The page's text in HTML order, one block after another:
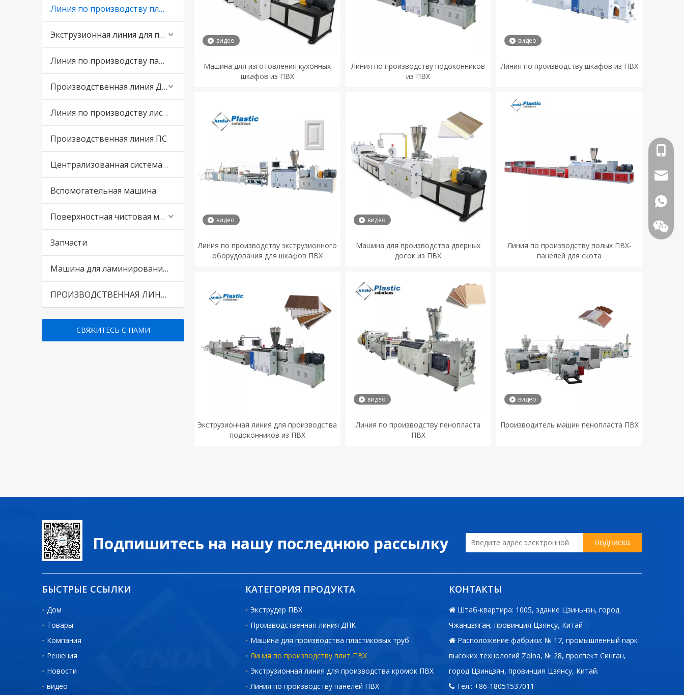
Линия по производству плит ПВХ
Экструзионная линия для производства профилей ПВХ
Линия по производству панелей ПВХ
Производственная линия ДПК
Линия по производству листов ПВХ
Производственная линия ПС
Централизованная система смешивания и подачи
Вспомогательная машина
Поверхностная чистовая машина
Запчасти
Машина для ламинирования стеновых панелей ПВХ
ПРОИЗВОДСТВЕННАЯ ЛИНИЯ ДЛЯ ПРОИЗВОДСТВА СТЕНОВОЙ ПАНЕЛИ ПВХ WPC для рынка Пакистана и Индии
СВЯЖИТЕСЬ С НАМИ
видео
Машина для изготовления кухонных
шкафов из ПВХ
Линия по производству подоконников
из ПВХ
видео
Линия по производству шкафов из ПВХ
видео
Линия по производству экструзионного
оборудования для шкафов ПВХ
видео
Машина для производства дверных
досок из ПВХ
Линия по производству полых ПВХ-
панелей для скота
Экструзионная линия для производства
подоконников из ПВХ
видео
Линия по производству пенопласта
ПВХ
видео
Производитель машин пенопласта ПВХ
Подпишитесь на нашу последнюю рассылку подписка
БЫСТРЫЕ ССЫЛКИ
Дом
Товары
Компания
Решения
Новости
видео
КАТЕГОРИЯ ПРОДУКТА
Экструдер ПВХ
Производственная линия ДПК
Машина для производства пластиковых труб
Линия по производству плит ПВХ
Экструзионная линия для производства кромок ПВХ
Линия по производству панелей ПВХ
КОНТАКТЫ
 Штаб-квартира: 1005, здание Цзиньчэн, город
Чжанцзяган, провинция Цзянсу, Китай
 Расположение фабрики: № 17, промышленный парк
высоких технологий Zoina, № 28, проспект Синган,
город Цзинцзян, провинция Цзянсу, Китай.
 Тел.: +86-18051537011
+86-
+86-